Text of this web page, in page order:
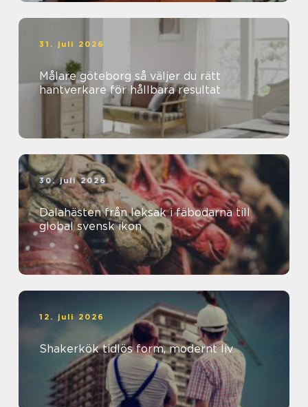
31. juli 2026
Målare göteborg så väljer du rätt
hantverkare för hållbara resultat
30. juli 2026
Dalahästen från leksak i fäbodarna till
global svensk ikon
12. juli 2026
Shakerkök tidlös form, modernt liv